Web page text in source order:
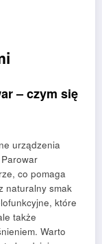
– czym się
urządzenia
co pomaga
naturalny smak
które
także
Warto